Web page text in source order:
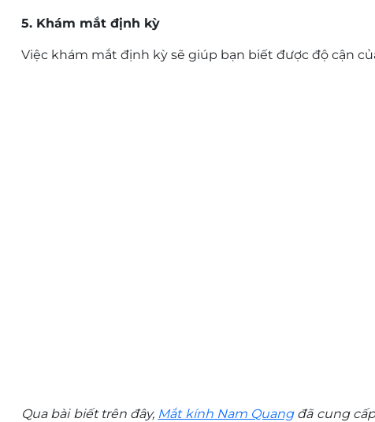
5. Khám mắt định kỳ
Việc khám mắt định kỳ sẽ giúp bạn biết được độ cận
Qua bài biết trên đây, Mắt kính Nam Quangđã cung